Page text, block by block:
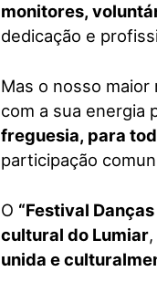
monitores,
dedicação e
Mas o nosso
com a sua energia
freguesia, para
participação
O “Festival
cultural do Lumiar
unida e